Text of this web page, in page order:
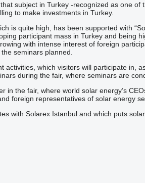
subject in Turkey -recognized as one
to make investments in Turkey.
is quite high, has been supported with
participant mass in Turkey and being
with intense interest of foreign
seminars planned.
activities, which visitors will participate in,
during the fair, where seminars are
in the fair, where world solar energy’s
foreign representatives of solar energy
with Solarex Istanbul and which puts